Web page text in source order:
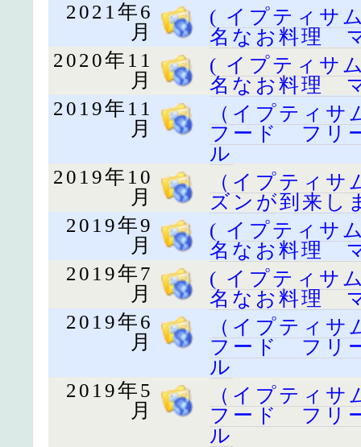
2021年6
月
( イプティサ
名なお料理
2020年11
月
( イプティサ
名なお料理
2019年11
月
（イプティ
フード フリ
ル
2019年10
月
（イプティ
ズンが到来
2019年9
月
( イプティサ
名なお料理
2019年7
月
( イプティサ
名なお料理
2019年6
月
（イプティ
フード フリ
ル
2019年5
月
（イプティ
フード フリ
ル